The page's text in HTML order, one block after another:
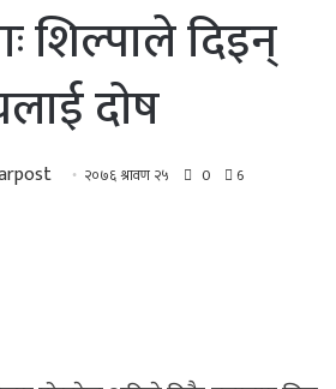
शिल्पाले दिइन्
दाेष
२०७६ श्रावण २५ 0 6